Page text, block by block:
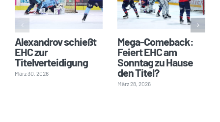
Alexandrov schießt
EHC zur
Titelverteidigung
März 30, 2026
Mega-Comeback:
Feiert EHC am
Sonntag zu Hause
den Titel?
März 28, 2026